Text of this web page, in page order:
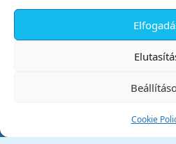
Cookie
Tata Város